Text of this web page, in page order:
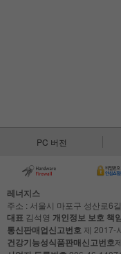
PC 버전
레너지스
주소 : 서울시 마포구 성산로6
대표 김석영 개인정보 보호 책
통신판매업신고번호제 2017-
건강기능성식품판매신고번호